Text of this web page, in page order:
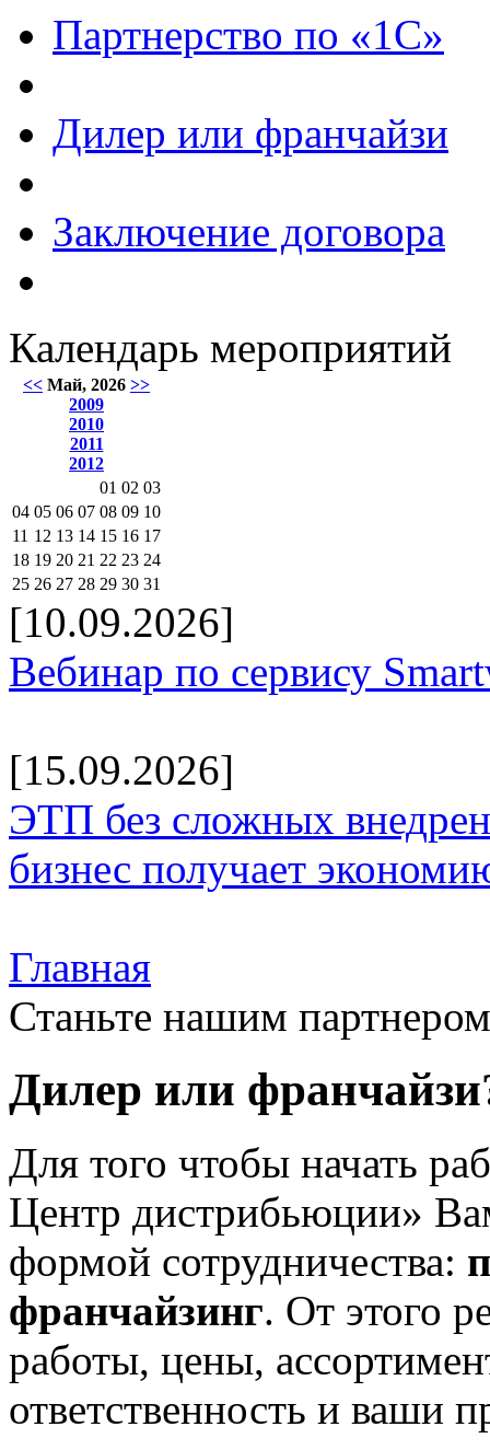
Партнерство по «1С»
Дилер или франчайзи
Заключение договора
Календарь мероприятий
<< Май, 2026 >>
2009
2010
2011
2012
01 02 03
04 05 06 07 08 09 10
11 12 13 14 15 16 17
18 19 20 21 22 23 24
25 26 27 28 29 30 31
[10.09.2026]
Вебинар по сервису
[15.09.2026]
ЭТП без сложных
бизнес получает
Главная
Станьте нашим партнером
Дилер или
Для того чтобы начать
Центр дистрибьюции»
формой сотрудничества:
франчайзинг. От этого
работы, цены,
ответственность и ваши